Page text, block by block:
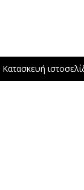
Κατασκευή